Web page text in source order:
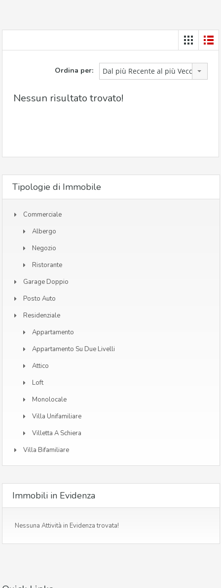
Ordina per: Dal più Recente al più Vecchio
Nessun risultato trovato!
Tipologie di Immobile
Commerciale
Albergo
Negozio
Ristorante
Garage Doppio
Posto Auto
Residenziale
Appartamento
Appartamento Su Due Livelli
Attico
Loft
Monolocale
Villa Unifamiliare
Villetta A Schiera
Villa Bifamiliare
Immobili in Evidenza
Nessuna Attività in Evidenza trovata!